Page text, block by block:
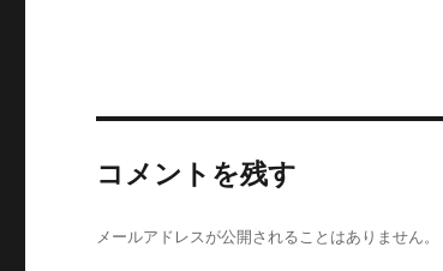
コメントを残す
メールアドレスが公開されることはありません。